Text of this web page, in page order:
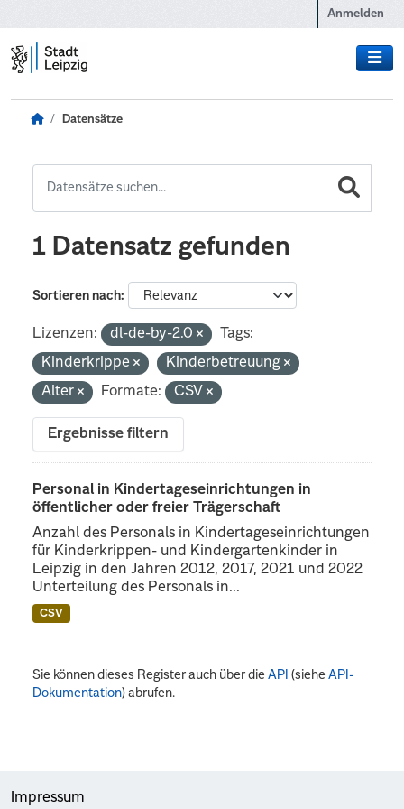
Anmelden
Datensätze
1 Datensatz gefunden
Sortieren nach
Lizenzen: dl-de-by-2.0
Tags:
Kinderkrippe
Kinderbetreuung
Alter
Formate: CSV
Ergebnisse filtern
Personal in Kindertageseinrichtungen in
öffentlicher oder freier Trägerschaft
Anzahl des Personals in Kindertageseinrichtungen
für Kinderkrippen- und Kindergartenkinder in
Leipzig in den Jahren 2012, 2017, 2021 und 2022
Unterteilung des Personals in...
CSV
Sie können dieses Register auch über dieAPI (sieheAPI-
Dokumentation) abrufen.
Impressum